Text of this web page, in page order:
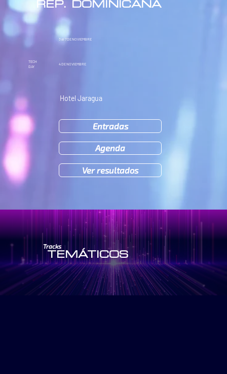
REP. DOMINICANA
3 al 7DE NOVIEMBRE
TECH
DAY
4DE NOVIEMBRE
Hotel Jaragua
Entradas
Agenda
Ver resultados
Tracks
TEMÁTICOS